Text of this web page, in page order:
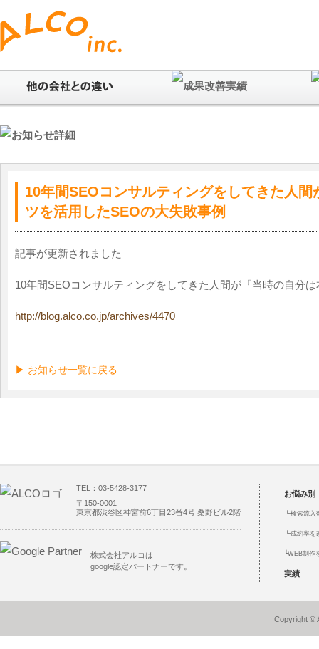
10年間SEOコンサルティングをしてきた人
ツを活用したSEOの大失敗事例
記事が更新されました
10年間SEOコンサルティングをしてきた人間が『当時の自分
http://blog.alco.co.jp/archives/4470
▶ お知らせ一覧に戻る
TEL：03-5428-3177
〒150-0001
東京都渋谷区神宮前6丁目23番4号 桑野ビル2階
株式会社アルコは
google認定パートナーです。
お悩み別
┗検索流入
┗成約率を
┗WEB制作
実績
Copyright ©